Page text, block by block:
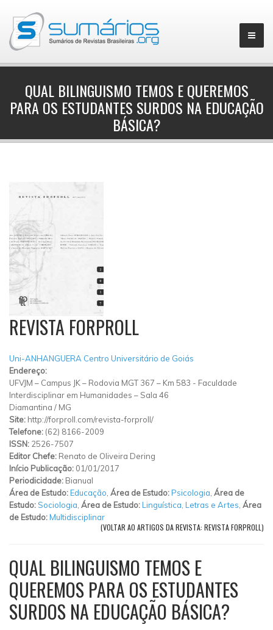
▼
QUAL BILINGUISMO TEMOS E QUEREMOS
PARA OS ESTUDANTES SURDOS NA EDUCAÇÃO
BÁSICA?
REVISTA FORPROLL
Uni-ANHANGUERA Centro Universitário de Goiás
Endereço:
UFVJM – Campus JK – Rodovia MGT 367 – Km 583 - Faculdade
Interdisciplinar em Humanidades – Sala 46
Diamantina / MG
Site: http://forproll.com/revista-forproll/
Telefone: (62) 8166-2009
ISSN: 2526-7507
Editor Chefe: Renato de Oliveira Dering
Início Publicação: 01/01/2017
Periodicidade: Bianual
Área de Estudo:Educação Área de Estudo:Psicologia Área de
Estudo:Sociologia Área de Estudo:Linguística, Letras e Artes Área
de Estudo:Multidisciplinar
(VOLTAR AO ARTIGOS DA REVISTA: REVISTA FORPROLL)
QUAL BILINGUISMO TEMOS E
QUEREMOS PARA OS ESTUDANTES
SURDOS NA EDUCAÇÃO BÁSICA?